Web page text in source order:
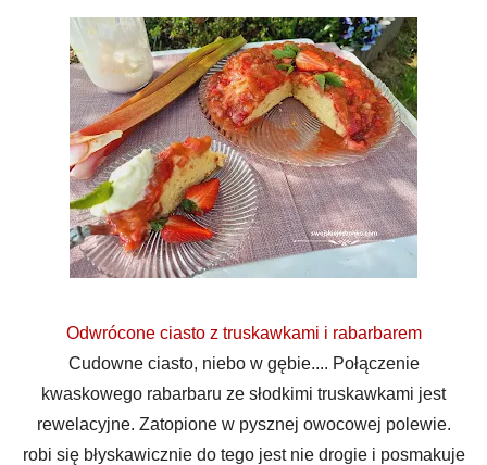
Odwrócone ciasto z truskawkami i rabarbarem
Cudowne ciasto, niebo w gębie.... Połączenie
kwaskowego rabarbaru ze słodkimi truskawkami jest
rewelacyjne. Zatopione w pysznej owocowej polewie.
robi się błyskawicznie do tego jest nie drogie i posmakuje